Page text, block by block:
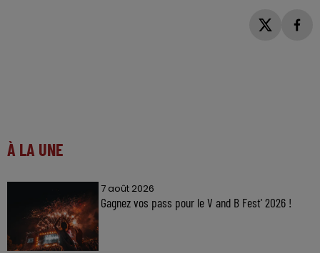
À LA UNE
7 août 2026
Gagnez vos pass pour le V and B Fest' 2026 !